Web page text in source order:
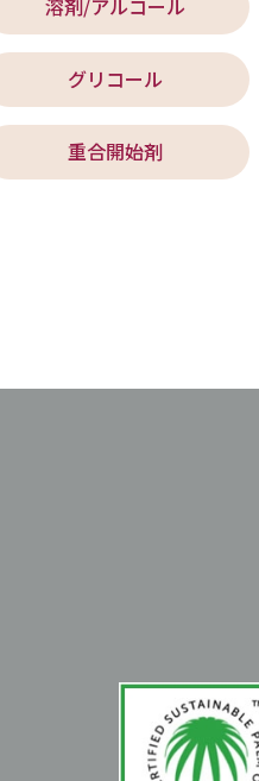
溶剤/アルコール
グリコール
重合開始剤